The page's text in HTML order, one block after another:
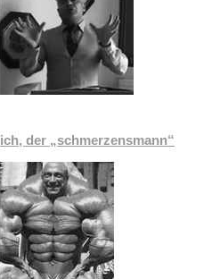
ich, der „schmerzensmann“